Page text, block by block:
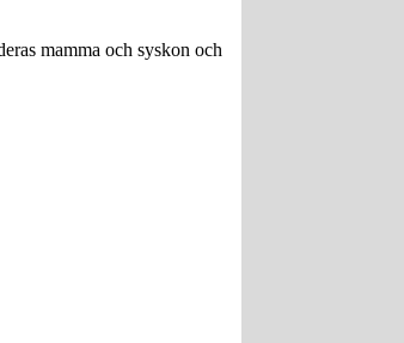
mamma och syskon och